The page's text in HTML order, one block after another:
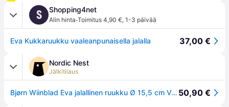
S Shopping4net
Alin hinta·Toimitus 4,90 €, 1-3 päivää
Eva Kukkaruukku vaaleanpunaisella jalalla 37,00 €
Nordic Nest
Jälkitilaus
Bjørn Wiinblad Eva jalallinen ruukku Ø 15,5 cm Vaaleanpunainen 50,90 €